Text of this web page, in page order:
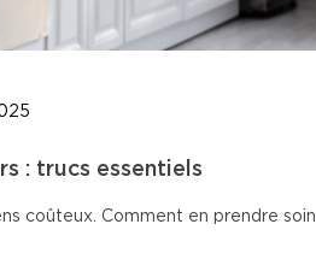
: trucs essentiels
coûteux. Comment en prendre soin